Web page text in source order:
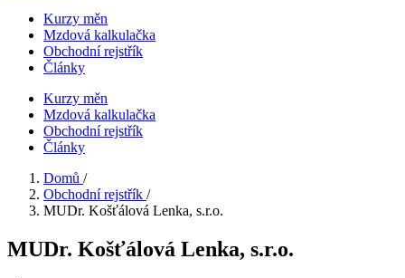
Kurzy měn
Mzdová kalkulačka
Obchodní rejstřík
Články
Kurzy měn
Mzdová kalkulačka
Obchodní rejstřík
Články
Domů /
Obchodní rejstřík /
MUDr. Košťálová Lenka, s.r.o.
MUDr. Košťálová Lenka, s.r.o.